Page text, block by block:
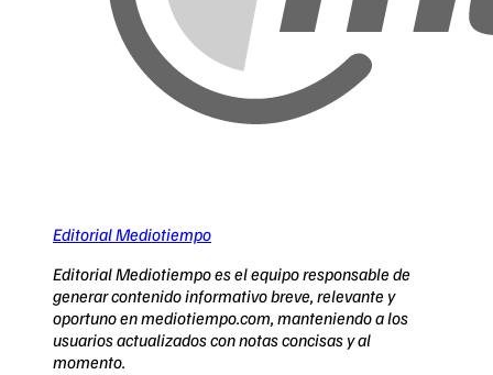
Editorial Mediotiempo
Editorial Mediotiempo es el equipo responsable de
generar contenido informativo breve, relevante y
oportuno en mediotiempo.com, manteniendo a los
usuarios actualizados con notas concisas y al
momento.